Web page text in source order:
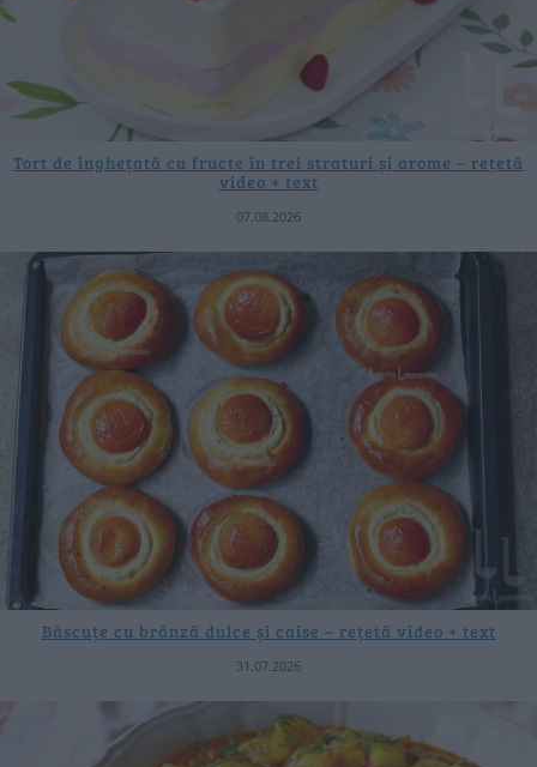
Tort de înghețată cu fructe în trei straturi și arome – rețetă
video + text
07.08.2026
Băscuțe cu brânză dulce și caise – rețetă video + text
31.07.2026